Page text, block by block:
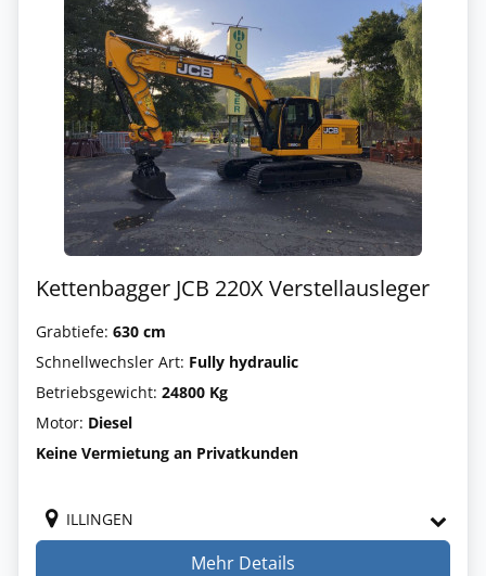
Kettenbagger JCB 220X Verstellausleger
Grabtiefe: 630 cm
Schnellwechsler Art: Fully hydraulic
Betriebsgewicht: 24800 Kg
Motor: Diesel
Keine Vermietung an Privatkunden
ILLINGEN
Mehr Details